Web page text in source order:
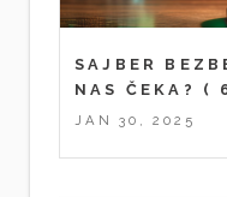
SAJBER
NAS ČEKA?
(
JAN 30, 2025